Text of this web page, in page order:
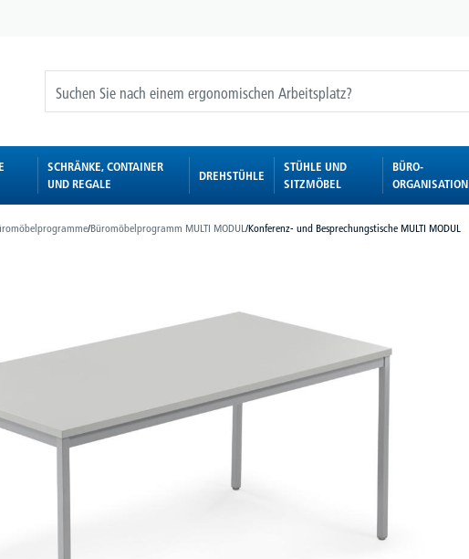
SCHRÄNKE, CONTAINER
UND REGALE
DREHSTÜHLE
STÜHLE UND
SITZMÖBEL
BÜRO-
ORGANISATION
/Büromöbelprogramm MULTI MODUL/Konferenz- und Besprechungstische MULTI MODUL